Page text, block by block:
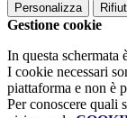
Personalizza
Gestione cookie
In questa schermata
I cookie necessari
piattaforma e non è
Per conoscere quali